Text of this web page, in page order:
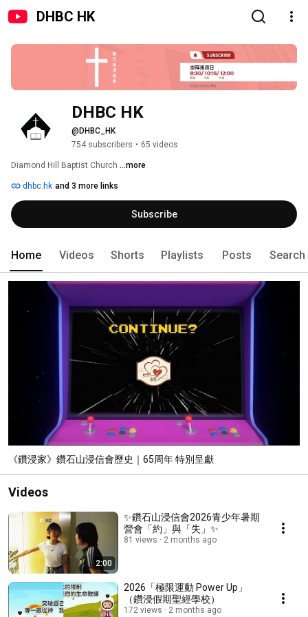
DHBC HK
DHBC HK
@DHBC_HK
754 subscribers • 65 videos
Diamond Hill Baptist Church ...more
dhbc.hk and 3 more links
Subscribe
Home Videos Shorts Playlists Posts Search
《鑽浸家》鑽石山浸信會歷史｜65周年 特別呈獻
Videos
2:00
✨鑽石山浸信會2026青少年暑期
營會「約」與「失」✨
81 views 2 months ago
2026「極限運動 Power Up」
（鑽浸假期聖經學校）
172 views 2 months ago